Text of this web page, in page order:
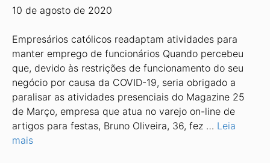
10 de agosto de 2020
Empresários católicos readaptam atividades para
manter emprego de funcionários Quando percebeu
que, devido às restrições de funcionamento do seu
negócio por causa da COVID-19, seria obrigado a
paralisar as atividades presenciais do Magazine 25
de Março, empresa que atua no varejo on-line de
artigos para festas, Bruno Oliveira, 36, fez … Leia
mais